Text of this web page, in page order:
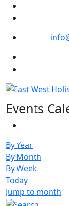
Sélectionnez
Events
By Year
By Month
By Week
Today
Jump to month